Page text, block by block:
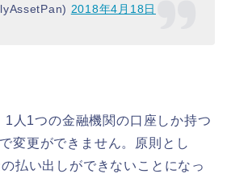
2018年4月18日
1人1つの金融機関の口座しか持つ
変更ができません。原則とし
払い出しができないことになっ